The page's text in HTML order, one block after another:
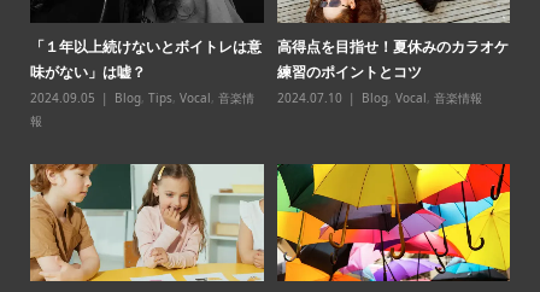
「１年以上続けないとボイトレは意
味がない」は嘘？
2024.09.05 Blog, Tips, Vocal, 音楽情
報
高得点を目指せ！夏休みのカラオケ
練習のポイントとコツ
2024.07.10 Blog, Vocal, 音楽情報